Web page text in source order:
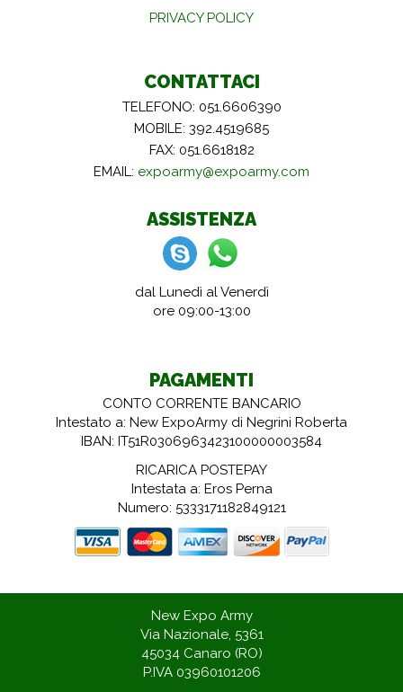
PRIVACY POLICY
CONTATTACI
TELEFONO: 051.6606390
MOBILE: 392.4519685
FAX: 051.6618182
EMAIL: expoarmy@expoarmy.com
ASSISTENZA
dal Lunedì al Venerdì
ore 09:00-13:00
PAGAMENTI
CONTO CORRENTE BANCARIO
Intestato a: New ExpoArmy di Negrini Roberta
IBAN: IT51R0306963423100000003584
RICARICA POSTEPAY
Intestata a: Eros Perna
Numero: 5333171182849121
New Expo Army
Via Nazionale, 5361
45034 Canaro (RO)
P.IVA 03960101206